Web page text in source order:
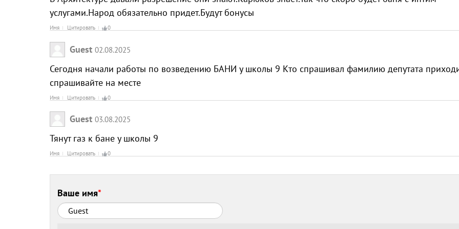
услугами.Народ обязательно придет.Будут бонусы
Имя Цитировать 0
Guest 02.08.2025
Сегодня начали работы по возведению БАНИ у школы 9 Кто спрашивал фамилию депутата
спрашивайте на месте
Имя Цитировать 0
Guest 03.08.2025
Тянут газ к бане у школы 9
Имя Цитировать 0
Ваше имя*